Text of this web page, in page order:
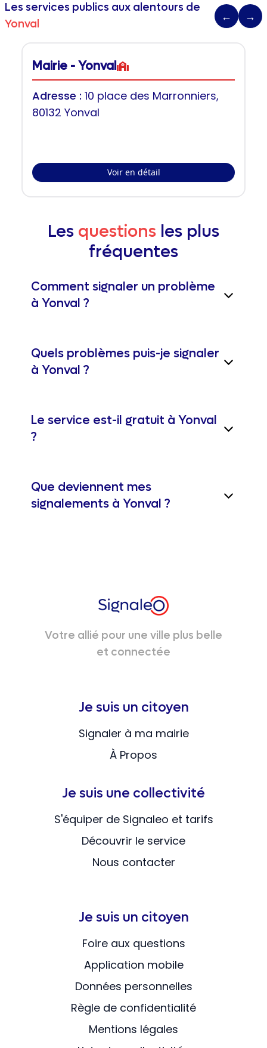
Les services publics aux alentours de
Yonval
← →
Mairie - Yonval
Adresse : 10 place des Marronniers,
80132 Yonval
Voir en détail
Les questions les plus
fréquentes
Comment signaler un problème
à Yonval ?
Quels problèmes puis-je signaler
à Yonval ?
Le service est-il gratuit à Yonval
?
Que deviennent mes
signalements à Yonval ?
Votre allié pour une ville plus belle
et connectée
Je suis un citoyen
Signaler à ma mairie
À Propos
Je suis une collectivité
S'équiper de Signaleo et tarifs
Découvrir le service
Nous contacter
Je suis un citoyen
Foire aux questions
Application mobile
Données personnelles
Règle de confidentialité
Mentions légales